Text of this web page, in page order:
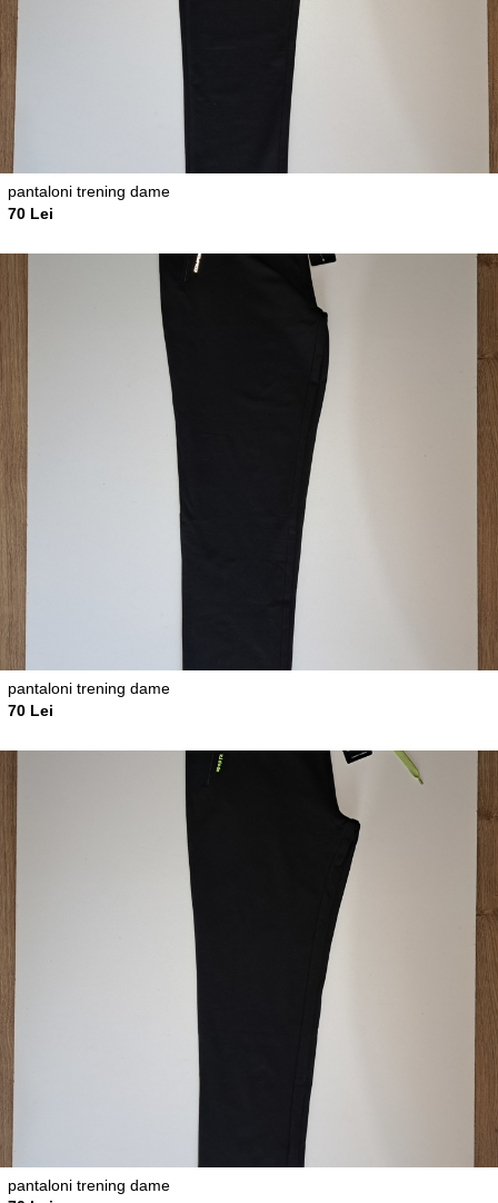
pantaloni trening dame
70 Lei
pantaloni trening dame
70 Lei
pantaloni trening dame